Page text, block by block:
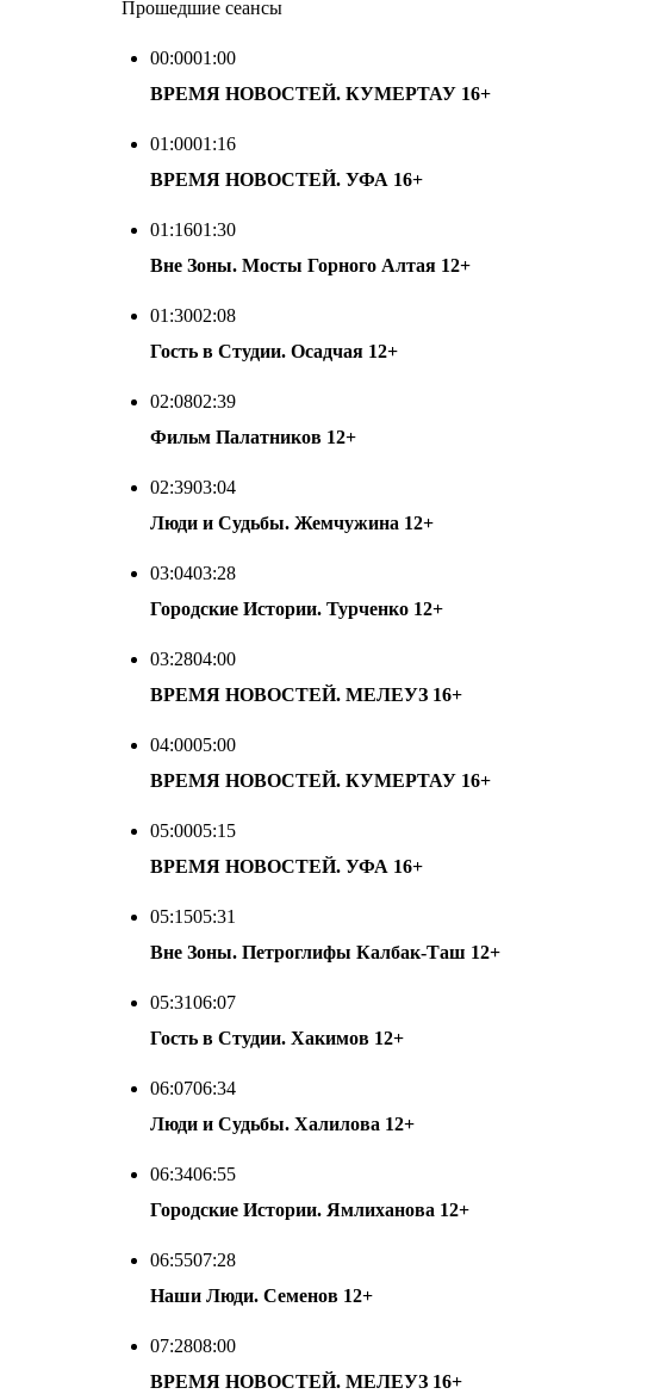
Прошедшие сеансы
00:0001:00
ВРЕМЯ НОВОСТЕЙ. КУМЕРТАУ 16+
01:0001:16
ВРЕМЯ НОВОСТЕЙ. УФА 16+
01:1601:30
Вне Зоны. Мосты Горного Алтая 12+
01:3002:08
Гость в Студии. Осадчая 12+
02:0802:39
Фильм Палатников 12+
02:3903:04
Люди и Судьбы. Жемчужина 12+
03:0403:28
Городские Истории. Турченко 12+
03:2804:00
ВРЕМЯ НОВОСТЕЙ. МЕЛЕУЗ 16+
04:0005:00
ВРЕМЯ НОВОСТЕЙ. КУМЕРТАУ 16+
05:0005:15
ВРЕМЯ НОВОСТЕЙ. УФА 16+
05:1505:31
Вне Зоны. Петроглифы Калбак-Таш 12+
05:3106:07
Гость в Студии. Хакимов 12+
06:0706:34
Люди и Судьбы. Халилова 12+
06:3406:55
Городские Истории. Ямлиханова 12+
06:5507:28
Наши Люди. Семенов 12+
07:2808:00
ВРЕМЯ НОВОСТЕЙ. МЕЛЕУЗ 16+